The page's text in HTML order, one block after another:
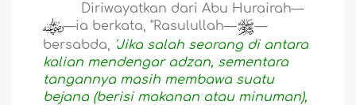
Diriwayatkan dari Abu Hurairah—
—ia berkata, "Rasulullah—
—
bersabda, 'Jika salah seorang di antara
kalian mendengar adzan, sementara
tangannya masih membawa suatu
bejana (berisi makanan atau minuman),